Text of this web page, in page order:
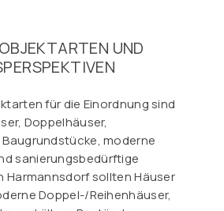
UND
für die Einordnung sind
Doppelhäuser,
Baugrundstücke, moderne
sanierungsbedürftige
Harmannsdorf sollten Häuser
Doppel-/Reihenhäuser,